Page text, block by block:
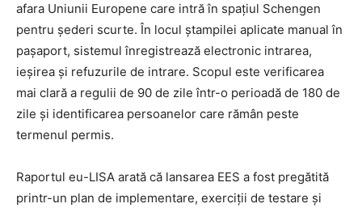
afara Uniunii Europene care intră în spațiul Schengen
pentru șederi scurte. În locul ștampilei aplicate manual în
pașaport, sistemul înregistrează electronic intrarea,
ieșirea și refuzurile de intrare. Scopul este verificarea
mai clară a regulii de 90 de zile într-o perioadă de 180 de
zile și identificarea persoanelor care rămân peste
termenul permis.
Raportul eu-LISA arată că lansarea EES a fost pregătită
printr-un plan de implementare, exerciții de testare și